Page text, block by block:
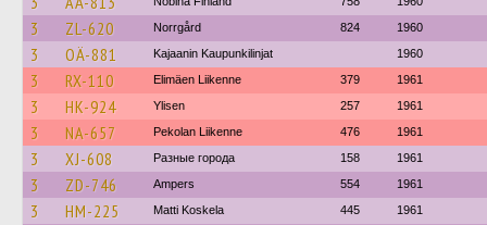
3 ZL-620 Norrgård 824 1960
3 OÄ-881 Kajaanin Kaupunkilinjat 1960
3 RX-110 Elimäen Liikenne 379 1961
3 HK-924 Ylisen 257 1961
3 NA-657 Pekolan Liikenne 476 1961
3 XJ-608 Разные города 158 1961
3 ZD-746 Ampers 554 1961
3 HM-225 Matti Koskela 445 1961